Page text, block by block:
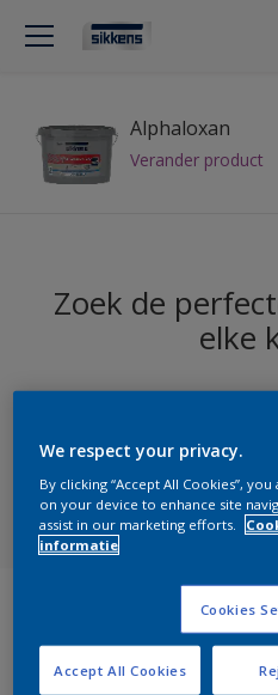
Alphaloxan
Verander product
Zoek de
elke
We respect your privacy.
By clicking “Accept All Cookies”,
on your device to enhance site
assist in our marketing efforts.
informatie
Cookies
Accept All Cookies